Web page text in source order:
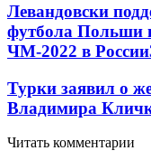
Левандовски
футбола Польши
ЧМ-2022 в России
Турки заявил о
Владимира
Читать комментарии